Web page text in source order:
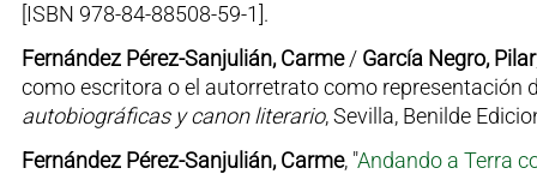
[ISBN 978-84-88508-59-1].
Fernández Pérez-Sanjulián, Carme/ García Negro, Pilar
como escritora o el autorretrato como representación
autobiográficas y canon literario, Sevilla, Benilde
Fernández Pérez-Sanjulián, Carme, "Andando a Terra